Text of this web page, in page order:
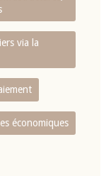
via la
économiques